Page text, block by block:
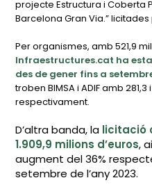
projecte Estructura i Coberta
Barcelona Gran Via.” licitades
Per organismes, amb 521,9
Infraestructures.cat ha
des de gener fins a
troben BIMSA i ADIF amb
respectivament.
D’altra banda, la licitació
1.909,9 milions d’euros,
augment del 36%
setembre de l’any 2023.